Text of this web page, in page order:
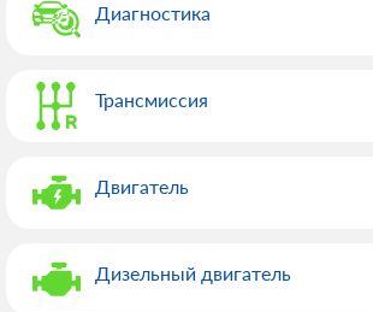
Диагностика
Трансмиссия
Двигатель
Дизельный двигатель